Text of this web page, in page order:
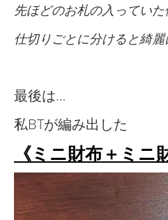
先ほどのお札の入ってい
仕切りごとに分けると綺
最後は…
私BTが編み出した
《ミニ財布＋ミニ